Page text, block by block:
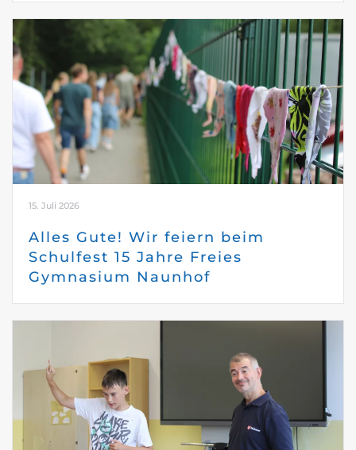
15. Juli 2026
Alles Gute! Wir feiern beim
Schulfest 15 Jahre Freies
Gymnasium Naunhof